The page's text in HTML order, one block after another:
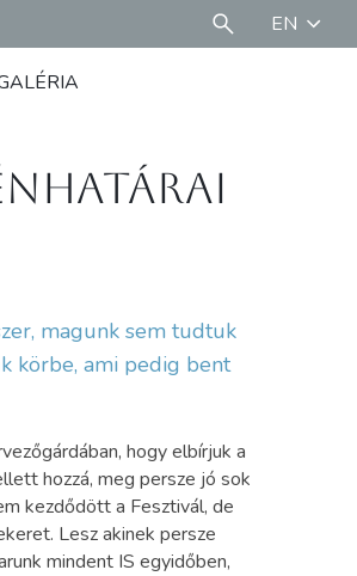
EN
magunk sem tudtuk
körbe, ami pedig bent
hogy elbírjuk a
hozzá, meg persze jó sok
kezdődött a Fesztivál, de
Lesz akinek persze
mindent IS egyidőben,